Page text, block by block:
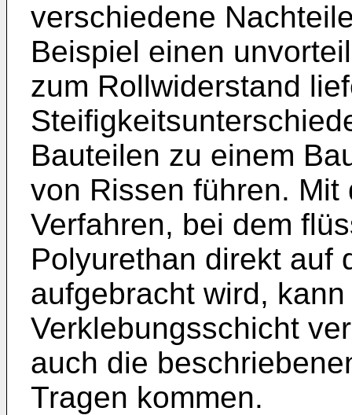
verschiedene
Beispiel einen
zum Rollwiderstand
Bauteilen zu einem
von Rissen führen.
Verfahren, bei dem
Polyurethan direkt auf
aufgebracht wird,
Verklebungsschicht
auch die
Tragen kommen.